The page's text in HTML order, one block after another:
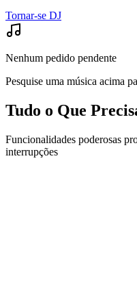
Tornar-se DJ
Nenhum pedido pendente
Pesquise uma música acima
Tudo o Que
Funcionalidades poderosas
interrupções